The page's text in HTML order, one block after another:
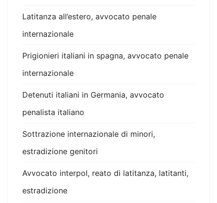
Latitanza all’estero, avvocato penale
internazionale
Prigionieri italiani in spagna, avvocato penale
internazionale
Detenuti italiani in Germania, avvocato
penalista italiano
Sottrazione internazionale di minori,
estradizione genitori
Avvocato interpol, reato di latitanza, latitanti,
estradizione